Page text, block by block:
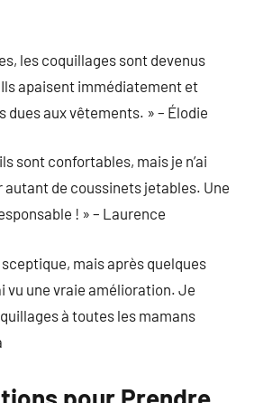
les coquillages sont devenus
apaisent immédiatement et
aux vêtements. » – Élodie
sont confortables, mais je n’ai
autant de coussinets jetables. Une
! » – Laurence
sceptique, mais après quelques
vu une vraie amélioration. Je
à toutes les mamans